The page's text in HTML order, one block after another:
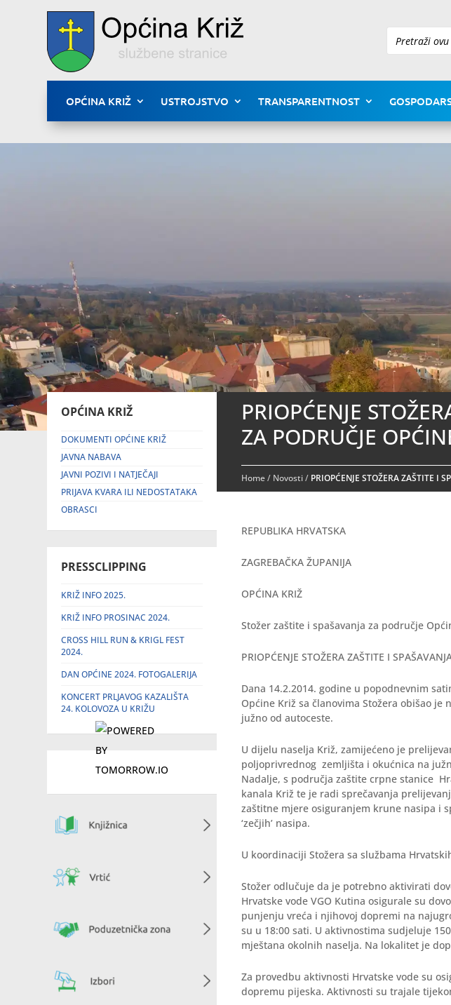
Pretraži
OPĆINA KRIŽ USTROJSTVO TRANSPARENTNOST
OPĆINA KRIŽ
DOKUMENTI OPĆINE KRIŽ
JAVNA NABAVA
JAVNI POZIVI I NATJEČAJI
PRIJAVA KVARA ILI NEDOSTATAKA
OBRASCI
PRESSCLIPPING
KRIŽ INFO 2025.
KRIŽ INFO PROSINAC 2024.
CROSS HILL RUN & KRIGL FEST
2024.
DAN OPĆINE 2024. FOTOGALERIJA
KONCERT PRLJAVOG KAZALIŠTA
24. KOLOVOZA U KRIŽU
PRIOPĆENJE
ZA PODRUČJE
Home/ Novosti/ PRIOPĆENJE STOŽERA ZAŠTITE I
REPUBLIKA HRVATSKA
ZAGREBAČKA ŽUPANIJA
OPĆINA KRIŽ
Stožer zaštite i spašavanja za područje
PRIOPĆENJE STOŽERA ZAŠTITE I
Dana 14.2.2014. godine u popodnevnim
Općine Križ sa članovima Stožera obišao
južno od autoceste.
U dijelu naselja Križ, zamijećeno je
poljoprivrednog zemljišta i okućnica na
Nadalje, s područja zaštite crpne stanice
kanala Križ te je radi sprečavanja
zaštitne mjere osiguranjem krune nasipa i
‘zečjih’ nasipa.
U koordinaciji Stožera sa službama
Stožer odlučuje da je potrebno aktivirati
Hrvatske vode VGO Kutina osigurale su
punjenju vreća i njihovoj dopremi na
su u 18:00 sati. U aktivnostima sudjeluje
mještana okolnih naselja. Na lokalitet je
Za provedbu aktivnosti Hrvatske vode su
dopremu pijeska. Aktivnosti su trajale